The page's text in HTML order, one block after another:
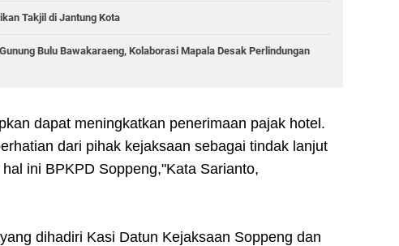
Takjil di Jantung Kota
Bulu Bawakaraeng, Kolaborasi Mapala Desak Perlindungan
dapat meningkatkan penerimaan pajak hotel.
dari pihak kejaksaan sebagai tindak lanjut
ini BPKPD Soppeng,"Kata Sarianto,
dihadiri Kasi Datun Kejaksaan Soppeng dan